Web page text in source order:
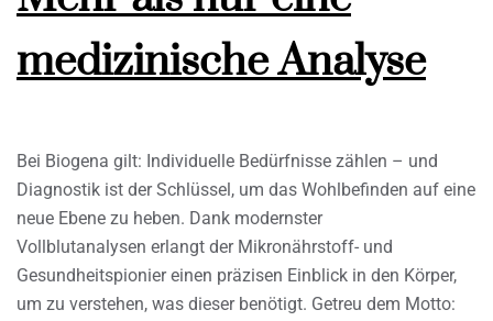
medizinische Analyse
Bei Biogena gilt: Individuelle Bedürfnisse zählen – und
Diagnostik ist der Schlüssel, um das Wohlbefinden auf eine
neue Ebene zu heben. Dank modernster
Vollblutanalysen erlangt der Mikronährstoff- und
Gesundheitspionier einen präzisen Einblick in den Körper,
um zu verstehen, was dieser benötigt. Getreu dem Motto: